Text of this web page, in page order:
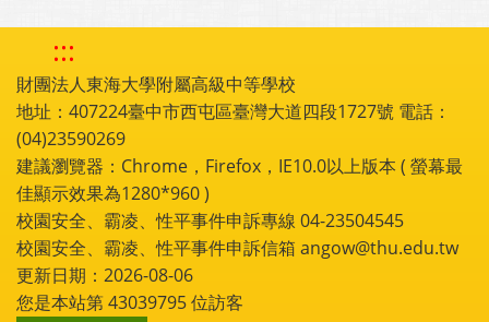
:::
財團法人東海大學附屬高級中等學校
地址：407224臺中市西屯區臺灣大道四段1727號 電話：
(04)23590269
建議瀏覽器：Chrome，Firefox，IE10.0以上版本 ( 螢幕最
佳顯示效果為1280*960 )
校園安全、霸凌、性平事件申訴專線 04-23504545
校園安全、霸凌、性平事件申訴信箱 angow@thu.edu.tw
更新日期：2026-08-06
您是本站第43039795位訪客